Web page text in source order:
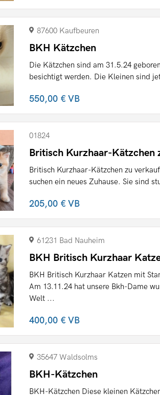
87600 Kaufbeuren
BKH Kätzchen
Die Kätzchen sind am 31.5.24
besichtigt werden. Die Kleinen sind
550,00 €VB
01824
Britisch Kurzhaar-Kätzchen
Britisch Kurzhaar-Kätzchen zu
suchen ein neues Zuhause. Sie sind
205,00 €VB
61231 Bad Nauheim
BKH Britisch Kurzhaar
BKH Britisch Kurzhaar Katzen mit
Am 13.11.24 hat unsere Bkh-Dame
Welt ...
400,00 €VB
35647 Waldsolms
BKH-Kätzchen
BKH-Kätzchen Diese kleinen